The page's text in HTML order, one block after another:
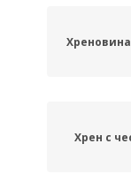
Хрен с